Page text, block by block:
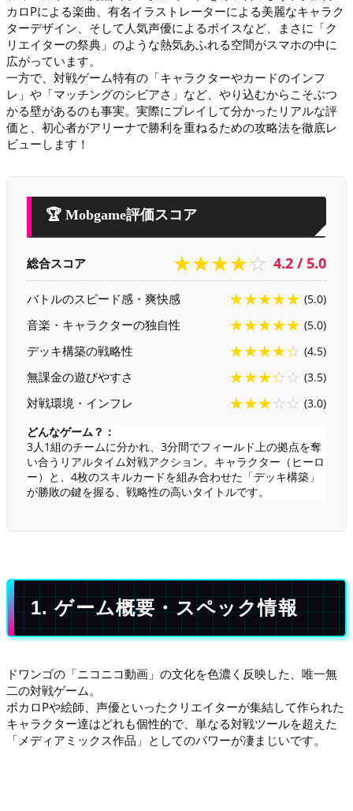
カロPによる楽曲、有名イラストレーターによる美麗なキャラク
ターデザイン、そして人気声優によるボイスなど、まさに「ク
リエイターの祭典」のような熱気あふれる空間がスマホの中に
広がっています。
一方で、対戦ゲーム特有の「キャラクターやカードのインフ
レ」や「マッチングのシビアさ」など、やり込むからこそぶつ
かる壁があるのも事実。実際にプレイして分かったリアルな評
価と、初心者がアリーナで勝利を重ねるための攻略法を徹底レ
ビューします！
🏆 Mobgame評価スコア
総合スコア ★★★★☆ 4.2 / 5.0
バトルのスピード感・爽快感 ★★★★★ (5.0)
音楽・キャラクターの独自性 ★★★★★ (5.0)
デッキ構築の戦略性 ★★★★☆ (4.5)
無課金の遊びやすさ ★★★☆☆ (3.5)
対戦環境・インフレ ★★★☆☆ (3.0)
どんなゲーム？：
3人1組のチームに分かれ、3分間でフィールド上の拠点を奪
い合うリアルタイム対戦アクション。キャラクター（ヒーロ
ー）と、4枚のスキルカードを組み合わせた「デッキ構築」
が勝敗の鍵を握る、戦略性の高いタイトルです。
1. ゲーム概要・スペック情報
ドワンゴの「ニコニコ動画」の文化を色濃く反映した、唯一無
二の対戦ゲーム。
ボカロPや絵師、声優といったクリエイターが集結して作られた
キャラクター達はどれも個性的で、単なる対戦ツールを超えた
「メディアミックス作品」としてのパワーが凄まじいです。